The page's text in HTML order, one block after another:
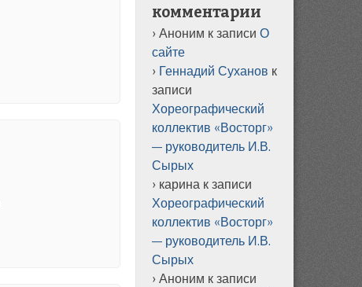
комментарии
Аноним к записи О
сайте
Геннадий Суханов к
записи
Хореографический
коллектив «Восторг»
— руководитель И.В.
Сырых
карина к записи
Хореографический
коллектив «Восторг»
— руководитель И.В.
Сырых
Аноним к записи